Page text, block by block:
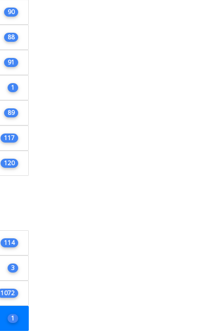
90
88
91
1
89
117
120
114
3
1072
1